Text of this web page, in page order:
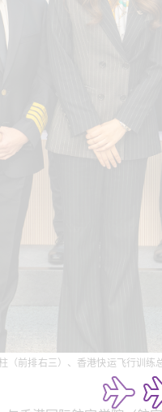
前排右三）、香港快运飞行训